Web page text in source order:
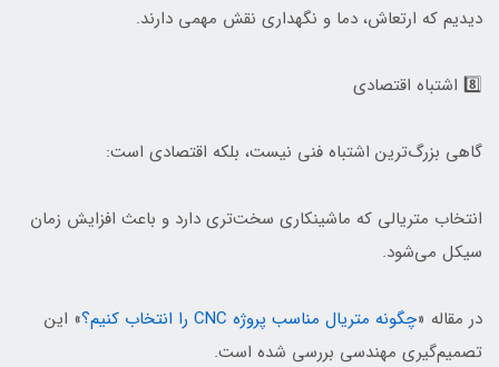
دیدیم که ارتعاش، دما و نگهداری نقش مهمی دارند.
8️⃣ اشتباه اقتصادی
گاهی بزرگ‌ترین اشتباه فنی نیست، بلکه اقتصادی است:
انتخاب متریالی که ماشینکاری سخت‌تری دارد و باعث افزایش زمان
سیکل می‌شود.
در مقاله «چگونه متریال مناسب پروژه CNC را انتخاب کنیم؟
» این
تصمیم‌گیری مهندسی بررسی شده است.